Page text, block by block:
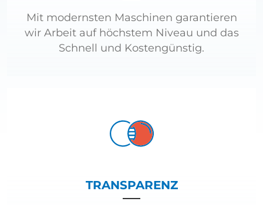
Mit modernsten Maschinen garantieren
wir Arbeit auf höchstem Niveau und das
Schnell und Kostengünstig.
TRANSPARENZ